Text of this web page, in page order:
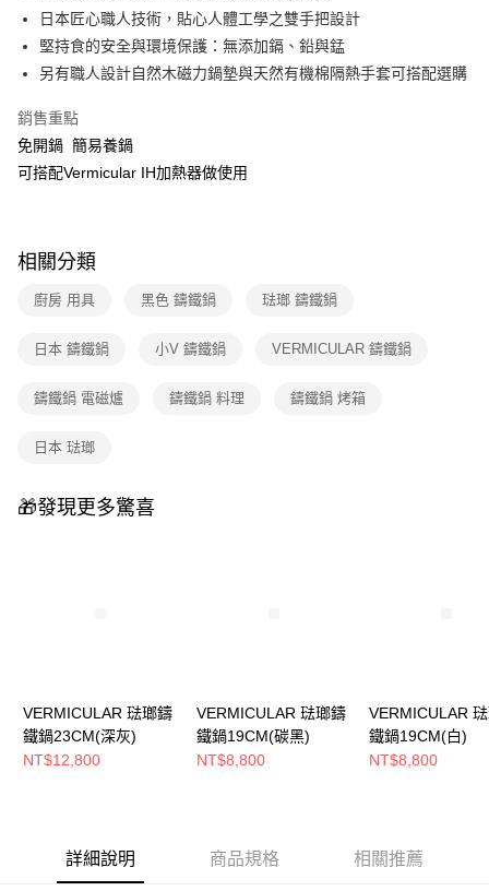
運送方式
宅配
付款後門市自取
免運費
日本匠心職人技術，貼心人體工學之雙手把設計
堅持食的安全與環境保護：無添加鎘、鉛與錳
另有職人設計自然木磁力鍋墊與天然有機棉隔熱手套可搭配選購
銷售重點
免開鍋 簡易養鍋
可搭配Vermicular IH加熱器做使用
相關分類
廚房 用具 黑色 鑄鐵鍋 琺瑯 鑄鐵鍋
日本 鑄鐵鍋 小V 鑄鐵鍋 VERMICULAR 鑄鐵鍋
鑄鐵鍋 電磁爐 鑄鐵鍋 料理 鑄鐵鍋 烤箱
日本 琺瑯
🎁發現更多驚喜
VERMICULAR 琺瑯鑄
鐵鍋23CM(深灰)
NT$12,800
VERMICULAR 琺瑯鑄
鐵鍋19CM(碳黑)
NT$8,800
VERMICULAR
鐵鍋19CM(白)
NT$8,800
詳細說明 商品規格 相關推薦